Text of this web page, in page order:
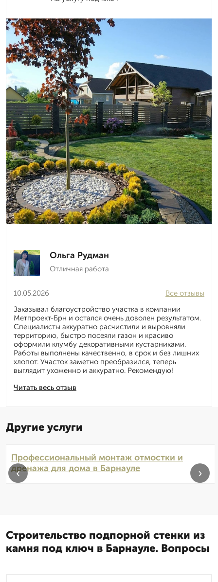
Ольга Рудман
Отличная работа
10.05.2026
Читать весь отзыв
Все отзывы
Заказывал благоустройство участка в компании
Метпроект-Брн и остался очень доволен результатом.
Специалисты аккуратно расчистили и выровняли
территорию, быстро посеяли газон и красиво
оформили клумбу декоративными кустарниками.
Работы выполнены качественно, в срок и без лишних
хлопот. Участок заметно преобразился, теперь
выглядит ухоженно и аккуратно. Рекомендую!
Другие услуги
Профессиональный монтаж отмостки и
дренажа для дома в Барнауле
‹ ›
Строительство подпорной стенки из
камня под ключ в Барнауле. Вопросы